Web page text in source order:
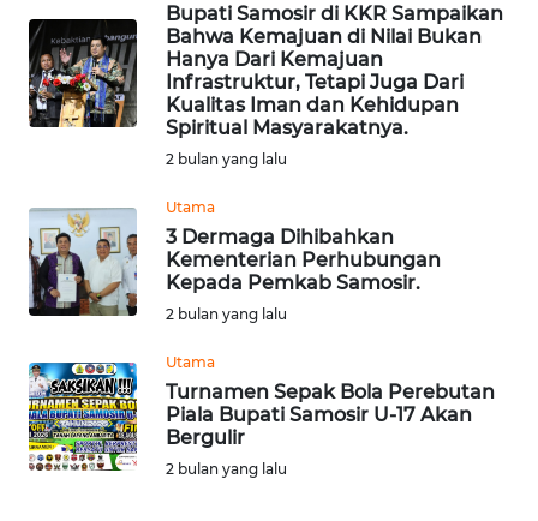
Bupati Samosir di KKR Sampaikan
Bahwa Kemajuan di Nilai Bukan
Hanya Dari Kemajuan
Infrastruktur, Tetapi Juga Dari
Kualitas Iman dan Kehidupan
Spiritual Masyarakatnya.
2 bulan yang lalu
Utama
3 Dermaga Dihibahkan
Kementerian Perhubungan
Kepada Pemkab Samosir.
2 bulan yang lalu
Utama
Turnamen Sepak Bola Perebutan
Piala Bupati Samosir U-17 Akan
Bergulir
2 bulan yang lalu
WN
KARO
WN
WN
LABUHANBATU
WN
WN DELI
SERDANG